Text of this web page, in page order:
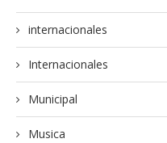
internacionales
Internacionales
Municipal
Musica